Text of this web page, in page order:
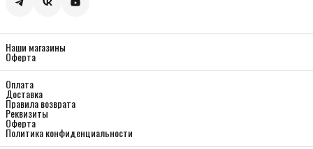
Наши магазины
Оферта
Оплата
Доставка
Правила возврата
Реквизиты
Оферта
Политика конфиденциальности